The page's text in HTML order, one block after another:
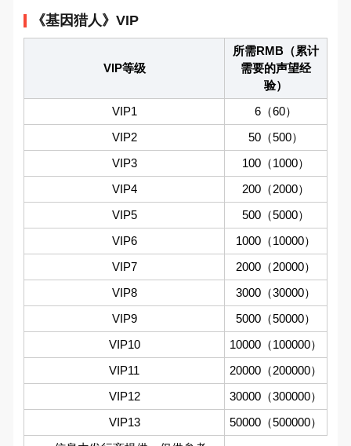
《基因猎人》VIP
VIP等级
所需RMB（累计
需要的声望经
验）
VIP1
6（60）
VIP2
50（500）
VIP3
100（1000）
VIP4
200（2000）
VIP5
500（5000）
VIP6
1000（10000）
VIP7
2000（20000）
VIP8
3000（30000）
VIP9
5000（50000）
VIP10
10000（100000）
VIP11
20000（200000）
VIP12
30000（300000）
VIP13
50000（500000）